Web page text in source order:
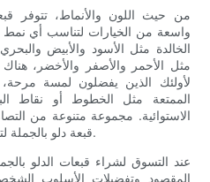
من حيث اللون والأنماط، تتوفر
واسعة من الخيارات لتناسب أي نمط
الخالدة مثل الأسود والأبيض
مثل الأحمر والأصفر والأخضر،
لأولئك الذين يفضلون لمسة
الممتعة مثل الخطوط أو نقاط
الاستوائية. مجموعة متنوعة من
قبعة دلو بالجملة لتناسب أسلوب واحتياجات كل فرد.
عند التسوق لشراء قبعات الدلو
المقصود وتفضيلات الأسلوب